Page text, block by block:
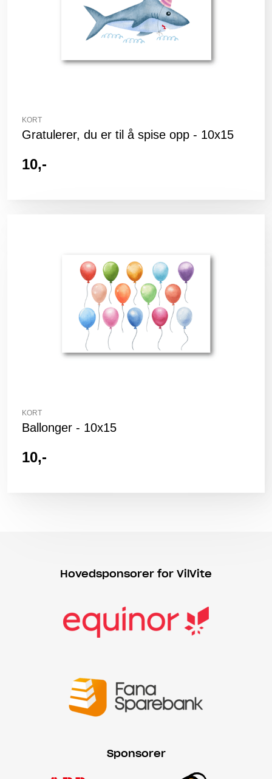
KORT
Gratulerer, du er til å spise opp - 10x15
10,-
KORT
Ballonger - 10x15
10,-
Hovedsponsorer for VilVite
Sponsorer